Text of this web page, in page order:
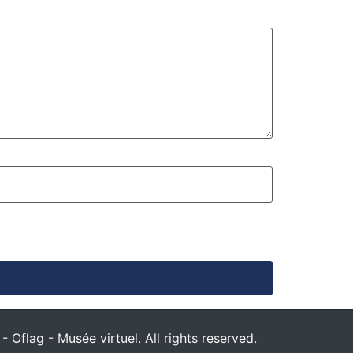
Oflag - Musée virtuel. All rights reserved.